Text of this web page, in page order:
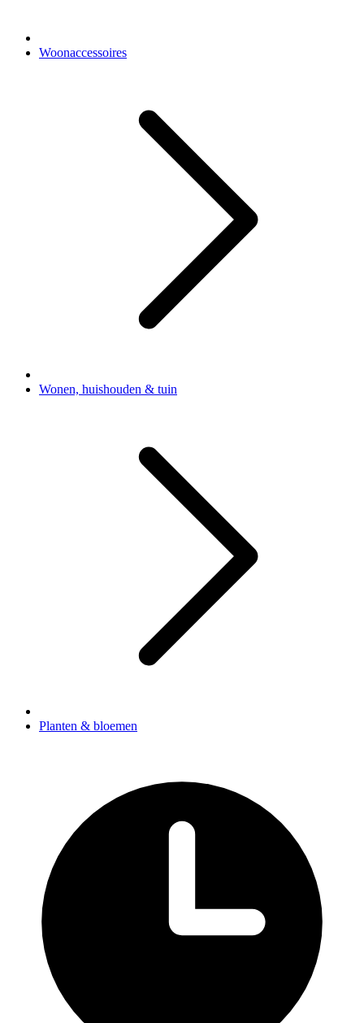
Woonaccessoires
Wonen, huishouden & tuin
Planten & bloemen